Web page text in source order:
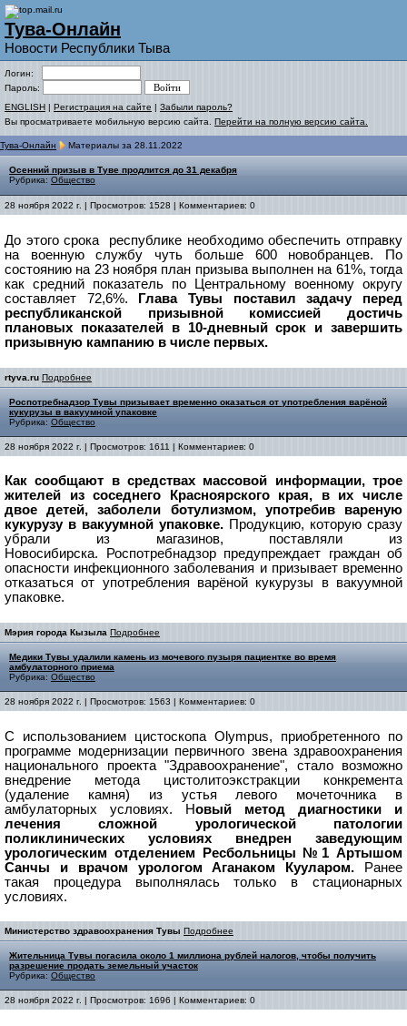
Тува-Онлайн
Новости Республики Тыва
Логин:
Пароль:
ENGLISH | Регистрация на сайте | Забыли пароль?
Вы просматриваете мобильную версию сайта. Перейти на полную версию сайта.
Тува-Онлайн Материалы за 28.11.2022
Осенний призыв в Туве продлится до 31 декабря
Рубрика: Общество
28 ноября 2022 г. | Просмотров: 1528 | Комментариев: 0
До этого срока республике необходимо обеспечить отправку
на военную службу чуть больше 600 новобранцев. По
состоянию на 23 ноября план призыва выполнен на 61%, тогда
как средний показатель по Центральному военному округу
составляет 72,6%. Глава Тувы поставил задачу перед
республиканской призывной комиссией достичь
плановых показателей в 10-дневный срок и завершить
призывную кампанию в числе первых.
rtyva.ru Подробнее
Роспотребнадзор Тувы призывает временно оказаться от употребления варёной
кукурузы в вакуумной упаковке
Рубрика: Общество
28 ноября 2022 г. | Просмотров: 1611 | Комментариев: 0
Как сообщают в средствах массовой информации, трое
жителей из соседнего Красноярского края, в их числе
двое детей, заболели ботулизмом, употребив вареную
кукурузу в вакуумной упаковке. Продукцию, которую сразу
убрали из магазинов, поставляли из
Новосибирска.
Роспотребнадзор предупреждает граждан об
опасности инфекционного заболевания и призывает временно
отказаться от употребления варёной кукурузы в вакуумной
упаковке.
Мэрия города Кызыла Подробнее
Медики Тувы удалили камень из мочевого пузыря пациентке во время
амбулаторного приема
Рубрика: Общество
28 ноября 2022 г. | Просмотров: 1563 | Комментариев: 0
С использованием цистоскопа Olуmpus, приобретенного по
программе модернизации первичного звена здравоохранения
национального проекта "Здравоохранение", стало возможно
внедрение метода цистолитоэкстракции конкремента
(удаление камня) из устья левого мочеточника в
амбулаторных условиях.
Новый метод диагностики и
лечения сложной урологической патологии
поликлинических условиях внедрен заведующим
урологическим отделением Ресбольницы №1 Артышом
Санчы и врачом урологом Аганаком Кууларом. Ранее
такая процедура выполнялась только в стационарных
условиях.
Министерство здравоохранения Тувы Подробнее
Жительница Тувы погасила около 1 миллиона рублей налогов, чтобы получить
разрешение продать земельный участок
Рубрика: Общество
28 ноября 2022 г. | Просмотров: 1696 | Комментариев: 0